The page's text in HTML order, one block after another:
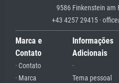
9586 Finkenstein am
+43 4257 29415 ·
Marca e
Contato
· Contato
· Marca
Informações
Adicionais
·
Tema pessoal